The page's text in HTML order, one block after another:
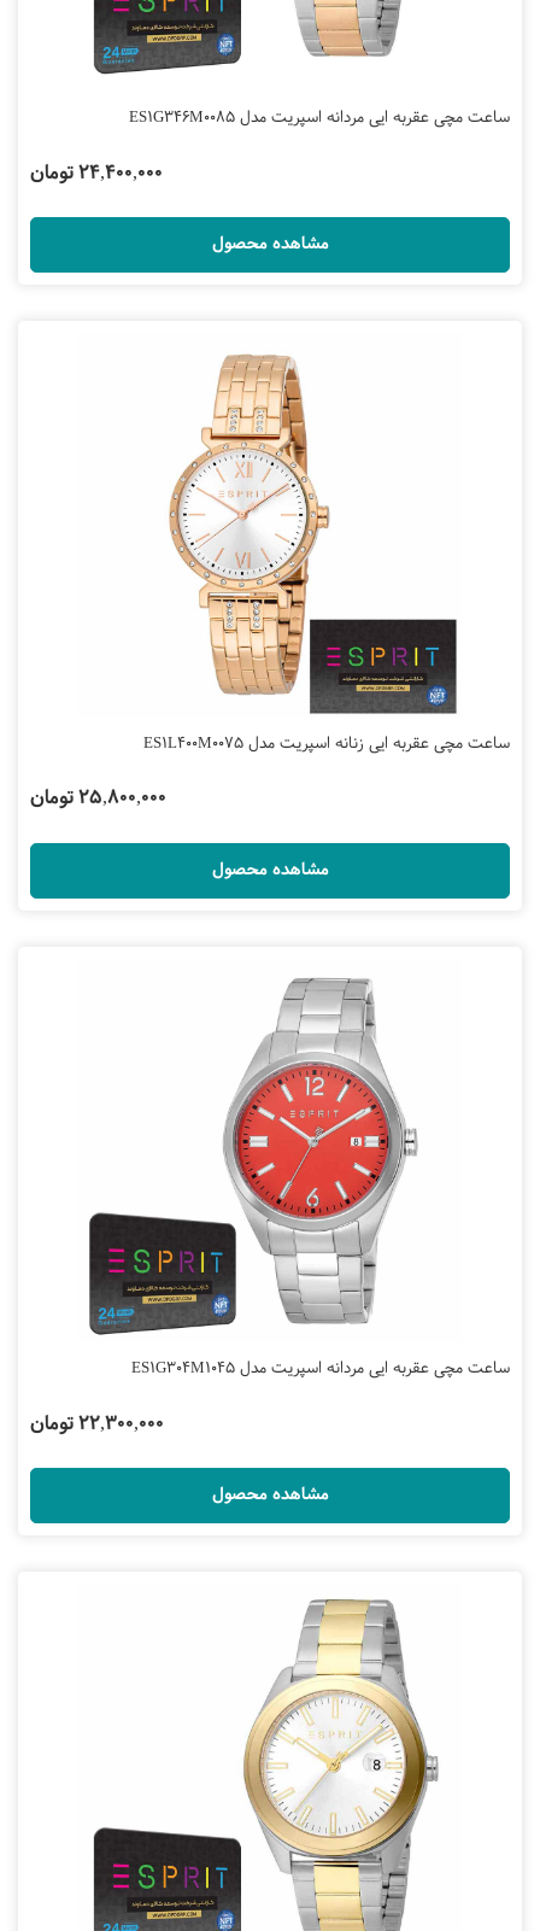
ساعت مچی عقربه ایی مردانه اسپریت مدل ES1G346M0085
24,400,000 تومان
مشاهده محصول
ساعت مچی عقربه ایی زنانه اسپریت مدل ES1L400M0075
25,800,000 تومان
مشاهده محصول
ساعت مچی عقربه ایی مردانه اسپریت مدل ES1G304M1045
22,300,000 تومان
مشاهده محصول